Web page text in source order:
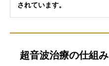
されています。
超音波治療の仕組み